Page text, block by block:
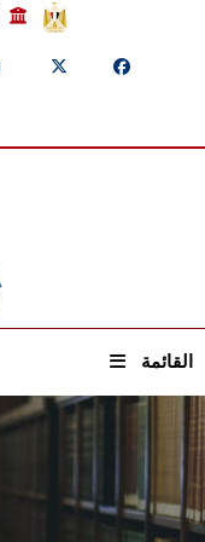
القائمة